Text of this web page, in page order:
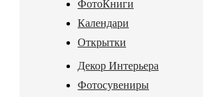
ФотоКниги
Календари
Открытки
Декор Интерьера
Фотосувениры